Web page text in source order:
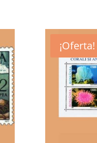
¡Oferta!